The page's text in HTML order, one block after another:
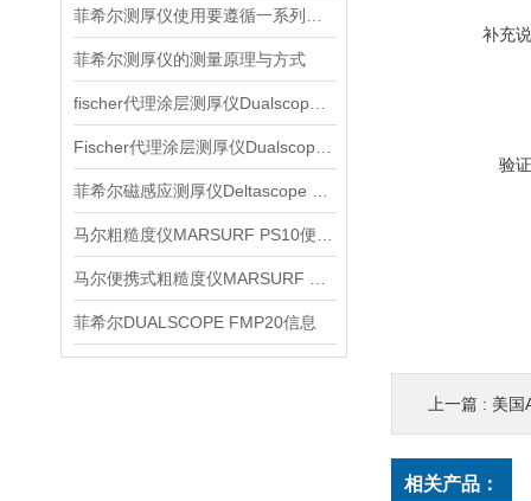
菲希尔测厚仪的测量原理与方式
菲希尔DUALSCOPE FMP20信息
补充
验
上一篇 : 美国
相关产品：